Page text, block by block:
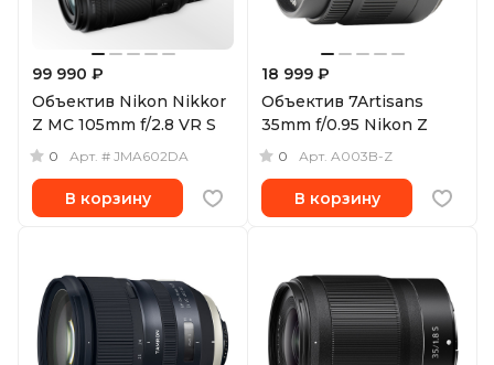
99 990 ₽
Объектив Nikon Nikkor
Z MC 105mm f/2.8 VR S
0 Арт. # JMA602DA
В корзину
18 999 ₽
Объектив 7Artisans
35mm f/0.95 Nikon Z
0 Арт. A003B-Z
В корзину